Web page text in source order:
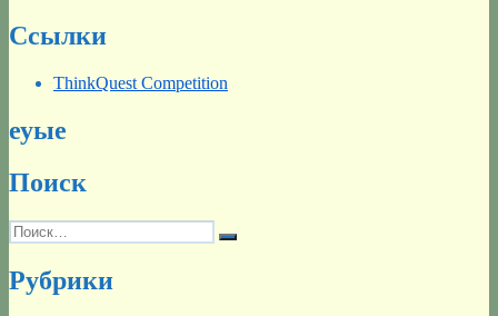
Ссылки
ThinkQuest Competition
еуые
Поиск
Искать:
Поиск
Рубрики